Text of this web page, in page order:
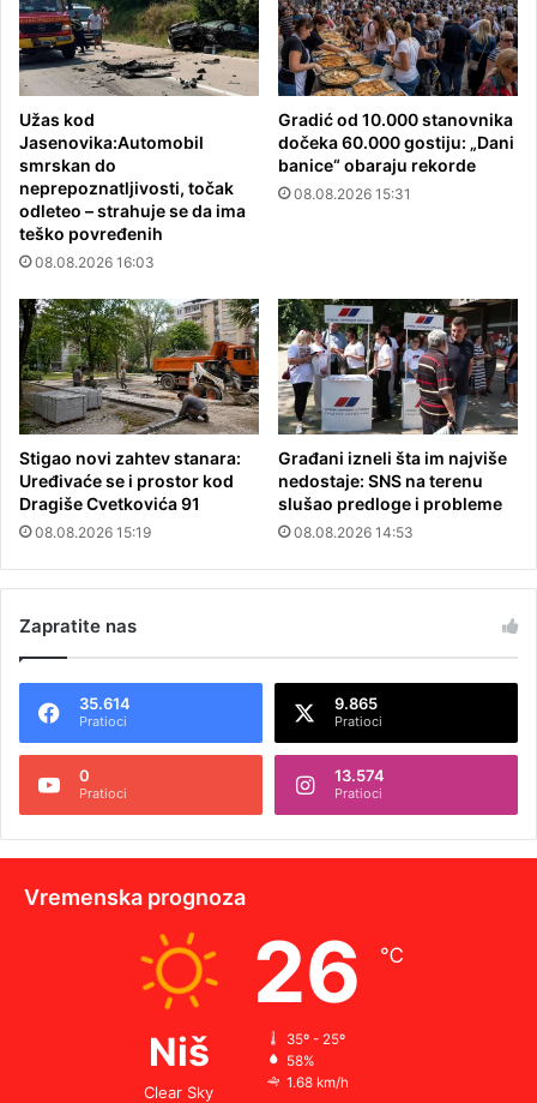
Užas kod
Jasenovika:Automobil
smrskan do
neprepoznatljivosti, točak
odleteo – strahuje se da ima
teško povređenih
08.08.2026 16:03
Gradić od 10.000 stanovnika
dočeka 60.000 gostiju: „Dani
banice“ obaraju rekorde
08.08.2026 15:31
Stigao novi zahtev stanara:
Uređivaće se i prostor kod
Dragiše Cvetkovića 91
08.08.2026 15:19
Građani izneli šta im najviše
nedostaje: SNS na terenu
slušao predloge i probleme
08.08.2026 14:53
Zapratite nas
35.614
Pratioci
9.865
Pratioci
0
Pratioci
13.574
Pratioci
Vremenska prognoza
Niš
Clear Sky
26 ℃
35º - 25º
58%
1.68 km/h